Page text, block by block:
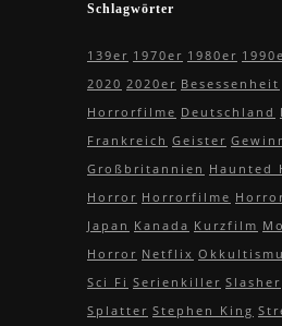
Schlagwörter
139er 1970er 1980er
2020 2020er Besessenheit
Horrorfilme Deutschland
Frankreich Geister
Großbritannien Haunted
Horror Horrorfilme
Japan Kanada Kurzfilm
Horror Netflix
Sci Fi Serienkiller Slasher
Splatter Stephen King